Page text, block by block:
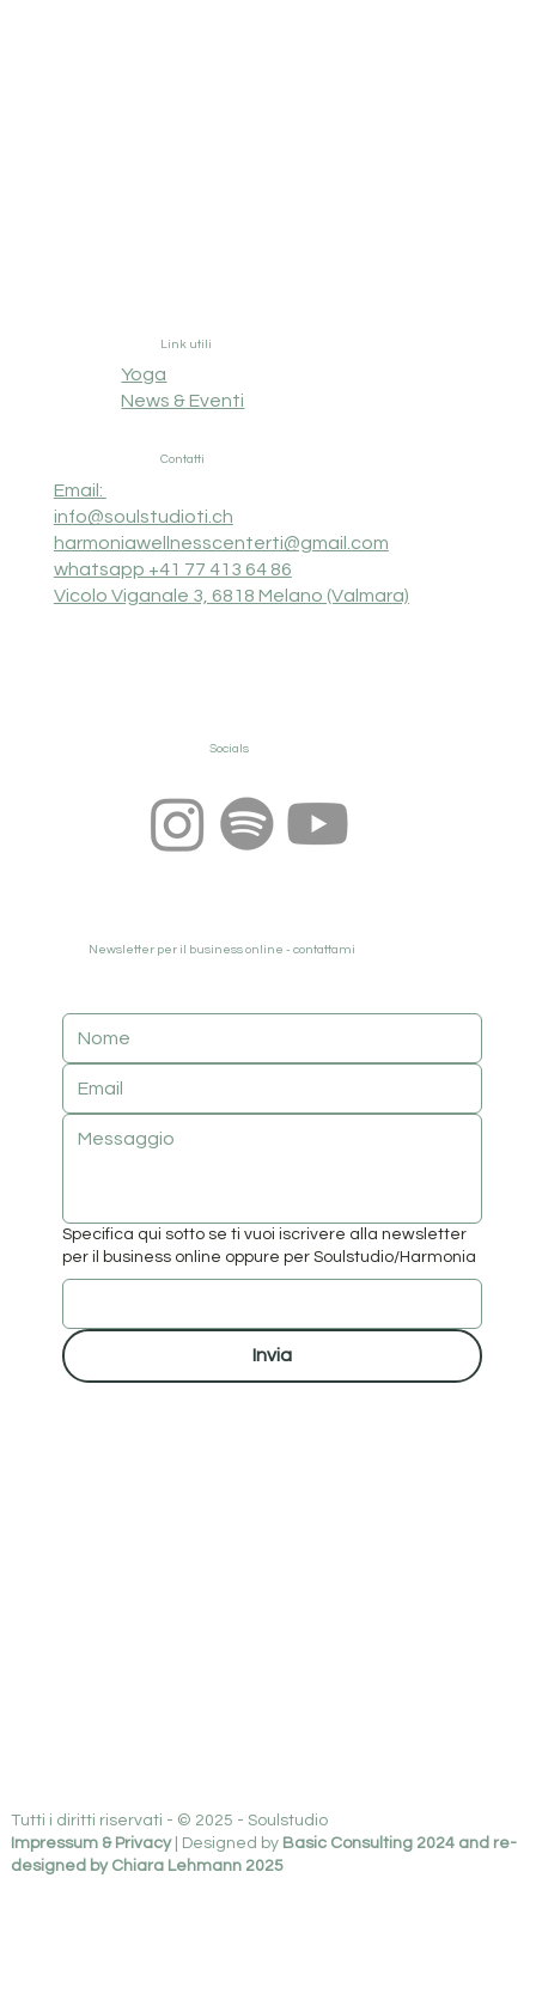
Link utili
Yoga
News & Eventi
Contatti
Email:
info@soulstudioti.ch
harmoniawellnesscenterti@gmail.com
whatsapp +41 77 413 64 86
Vicolo Viganale 3, 6818 Melano (Valmara)
Socials
Newsletter per il business online - contattami
Specifica qui sotto se ti vuoi iscrivere alla newsletter
per il business online oppure per Soulstudio/Harmonia
Invia
Tutti i diritti riservati - © 2025 - Soulstudio
Impressum & Privacy| Designed by Basic Consulting 2024 and re-
designed by Chiara Lehmann 2025